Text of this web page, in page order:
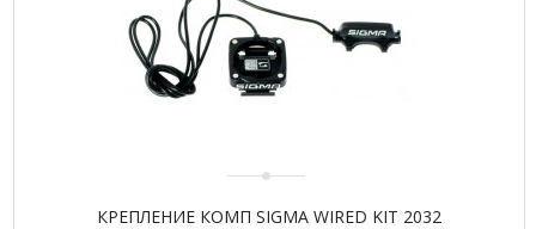
КРЕПЛЕНИЕ КОМП SIGMA WIRED KIT 2032